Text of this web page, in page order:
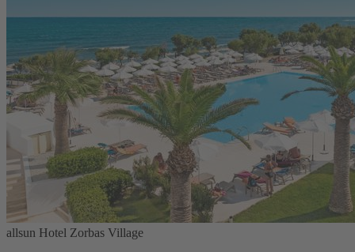
allsun Hotel Zorbas Village